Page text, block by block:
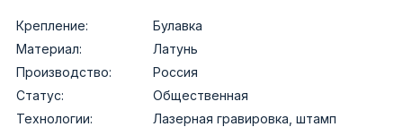
Крепление:
Булавка
Материал:
Латунь
Производство:
Россия
Статус:
Общественная
Технологии:
Лазерная гравировка, штамп